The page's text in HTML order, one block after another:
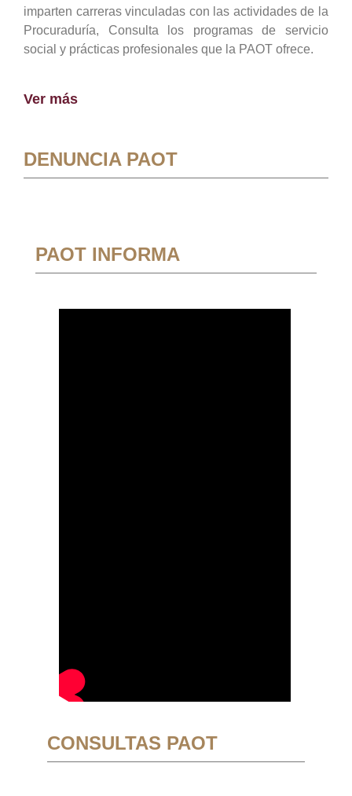
imparten carreras vinculadas con las actividades de la
Procuraduría, Consulta los programas de servicio
social y prácticas profesionales que la PAOT ofrece.
Ver más
DENUNCIA PAOT
PAOT INFORMA
CONSULTAS PAOT